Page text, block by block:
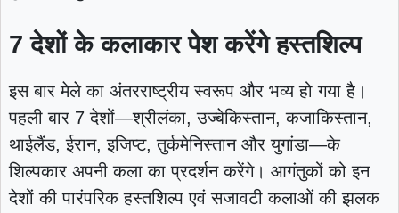
7 देशों के कलाकार पेश करेंगे हस्तशिल्प
इस बार मेले का अंतरराष्ट्रीय स्वरूप और भव्य हो गया है।
पहली बार 7 देशों—श्रीलंका, उज्बेकिस्तान, कजाकिस्तान,
थाईलैंड, ईरान, इजिप्ट, तुर्कमेनिस्तान और युगांडा—के
शिल्पकार अपनी कला का प्रदर्शन करेंगे। आगंतुकों को इन
देशों की पारंपरिक हस्तशिल्प एवं सजावटी कलाओं की झलक